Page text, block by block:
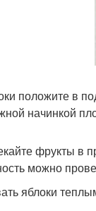
положите в
начинкой
фрукты в
можно
яблоки